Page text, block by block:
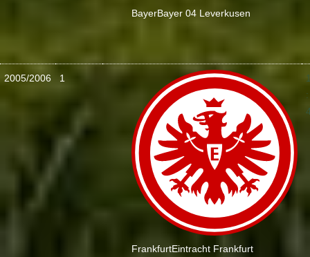
BayerBayer 04 Leverkusen
2005/2006 1
FrankfurtEintracht Frankfurt
: